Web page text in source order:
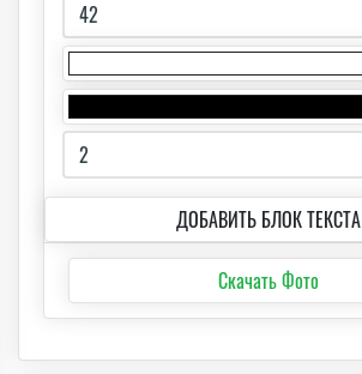
ДОБАВИТЬ БЛОК ТЕКСТА
Скачать Фото